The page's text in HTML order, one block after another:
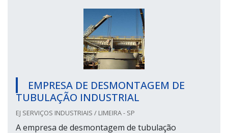
EMPRESA DE DESMONTAGEM DE
TUBULAÇÃO INDUSTRIAL
EJ SERVIÇOS INDUSTRIAIS / LIMEIRA - SP
A empresa de desmontagem de tubulação